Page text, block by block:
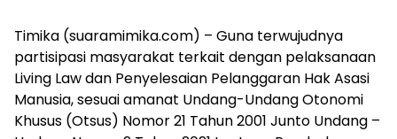
Timika (suaramimika.com) – Guna terwujudnya
partisipasi masyarakat terkait dengan pelaksanaan
Living Law dan Penyelesaian Pelanggaran Hak Asasi
Manusia, sesuai amanat Undang-Undang Otonomi
Khusus (Otsus) Nomor 21 Tahun 2001 Junto Undang –